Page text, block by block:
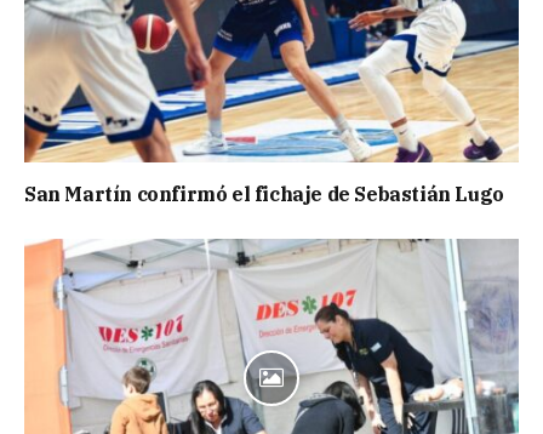
San Martín confirmó el fichaje de Sebastián Lugo